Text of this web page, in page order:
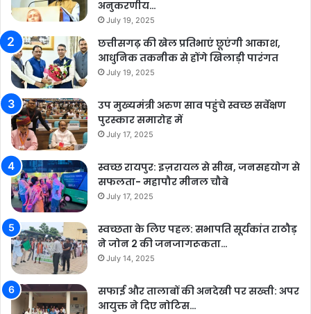
अनुकरणीय…
July 19, 2025
छत्तीसगढ़ की खेल प्रतिभाएं छूएंगी आकाश,
आधुनिक तकनीक से होंगे खिलाड़ी पारंगत
July 19, 2025
उप मुख्यमंत्री अरुण साव पहुंचे स्वच्छ सर्वेक्षण
पुरस्कार समारोह में
July 17, 2025
स्वच्छ रायपुर: इज़रायल से सीख, जनसहयोग से
सफलता- महापौर मीनल चौबे
July 17, 2025
स्वच्छता के लिए पहल: सभापति सूर्यकांत राठौड़
ने जोन 2 की जनजागरूकता…
July 14, 2025
सफाई और तालाबों की अनदेखी पर सख्ती: अपर
आयुक्त ने दिए नोटिस…